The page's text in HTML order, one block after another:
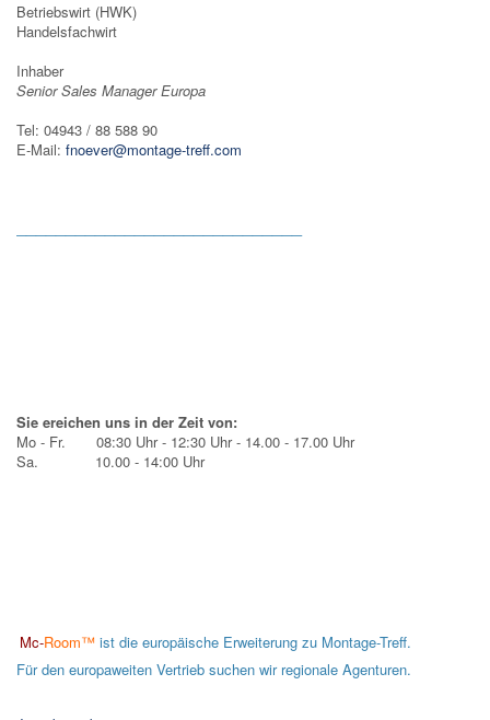
Betriebswirt (HWK)
Handelsfachwirt
Inhaber
Senior Sales Manager Europa
Tel: 04943 / 88 588 90
E-Mail: fnoever@montage-treff.com
Sie ereichen uns in der Zeit von:
Mo - Fr. 08:30 Uhr - 12:30 Uhr - 14.00 - 17.00 Uhr
Sa. 10.00 - 14:00 Uhr
Mc-Room™ ist die europäische Erweiterung zu Montage-Treff.
Für den europaweiten Vertrieb suchen wir regionale Agenturen.